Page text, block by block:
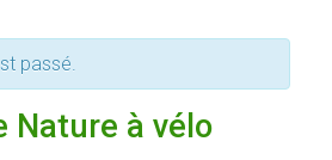
passé.
Nature à vélo